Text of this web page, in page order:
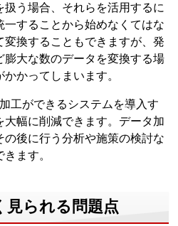
扱う場合、それらを活用するに
することから始めなくてはな
変換することもできますが、発
膨大な数のデータを変換する場
かってしまいます。
工ができるシステムを導入す
大幅に削減できます。データ加
後に行う分析や施策の検討な
ます。
見られる問題点